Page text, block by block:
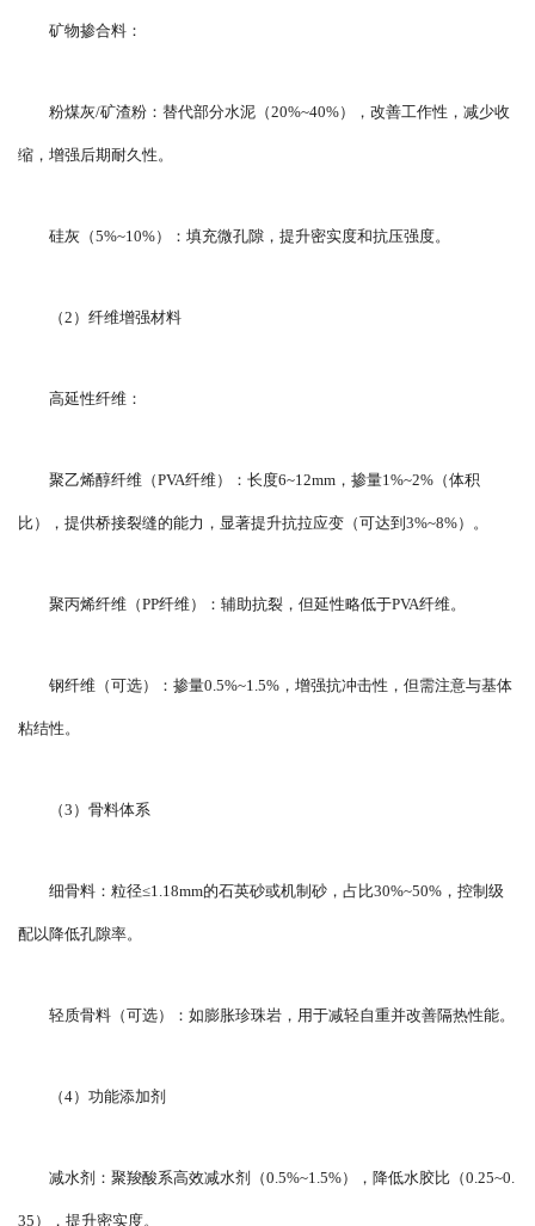
矿物掺合料：
粉煤灰/矿渣粉：替代部分水泥（20%~40%），改善工作性，减少收
缩，增强后期耐久性。
硅灰（5%~10%）：填充微孔隙，提升密实度和抗压强度。
（2）纤维增强材料
高延性纤维：
聚乙烯醇纤维（PVA纤维）：长度6~12mm，掺量1%~2%（体积
比），提供桥接裂缝的能力，显著提升抗拉应变（可达到3%~8%）。
聚丙烯纤维（PP纤维）：辅助抗裂，但延性略低于PVA纤维。
钢纤维（可选）：掺量0.5%~1.5%，增强抗冲击性，但需注意与基体
粘结性。
（3）骨料体系
细骨料：粒径≤1.18mm的石英砂或机制砂，占比30%~50%，控制级
配以降低孔隙率。
轻质骨料（可选）：如膨胀珍珠岩，用于减轻自重并改善隔热性能。
（4）功能添加剂
减水剂：聚羧酸系高效减水剂（0.5%~1.5%），降低水胶比（0.25~0.
35），提升密实度。